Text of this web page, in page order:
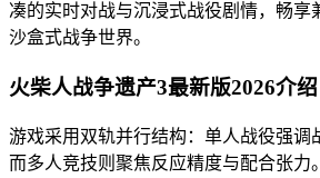
凑的实时对战与沉浸式战役剧情，畅享
沙盒式战争世界。
火柴人战争遗产3最新版2026介绍
游戏采用双轨并行结构：单人战役强调
而多人竞技则聚焦反应精度与配合张力